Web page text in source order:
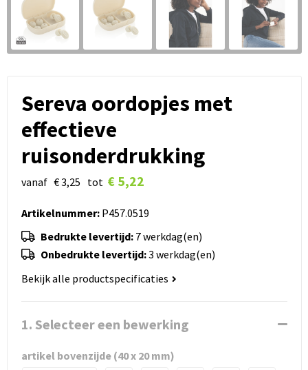
Sereva oordopjes met
effectieve
ruisonderdrukking
vanaf € 3,25 tot € 5,22
Artikelnummer:P457.0519
Bedrukte levertijd: 7 werkdag(en)
Onbedrukte levertijd:3 werkdag(en)
Bekijk alle productspecificaties
1. Selecteer een bewerking
artikel bovenzijde (40 x 20 mm)